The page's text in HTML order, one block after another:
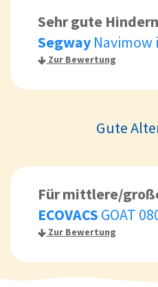
Sehr gute
Segway Navimow
Zur Bewertung
Gute
Für mittlere/
ECOVACS GOAT
Zur Bewertung